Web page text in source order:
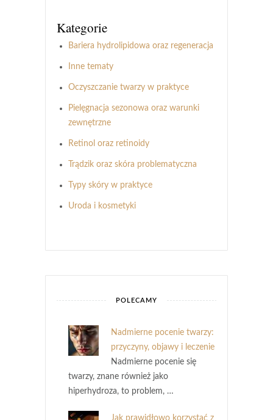
Kategorie
Bariera hydrolipidowa oraz regeneracja
Inne tematy
Oczyszczanie twarzy w praktyce
Pielęgnacja sezonowa oraz warunki
zewnętrzne
Retinol oraz retinoidy
Trądzik oraz skóra problematyczna
Typy skóry w praktyce
Uroda i kosmetyki
POLECAMY
Nadmierne pocenie twarzy:
przyczyny, objawy i leczenie
Nadmierne pocenie się
twarzy, znane również jako
hiperhydroza, to problem, …
Jak prawidłowo korzystać z